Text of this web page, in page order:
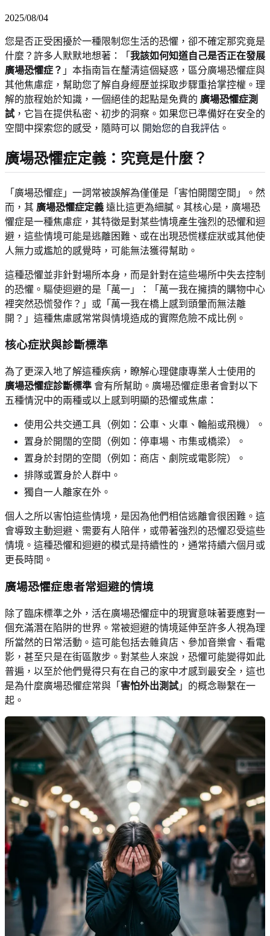
2025/08/04
您是否正受困擾於一種限制您生活的恐懼，卻不確定那究竟是
什麼？許多人默默地想著：「 我該如何知道自己是否正在發展
廣場恐懼症？ 」本指南旨在釐清這個疑惑，區分廣場恐懼症與
其他焦慮症，幫助您了解自身經歷並採取步驟重拾掌控權。理
解的旅程始於知識，一個絕佳的起點是免費的 廣場恐懼症測
試 ，它旨在提供私密、初步的洞察。如果您已準備好在安全的
空間中探索您的感受，隨時可以 開始您的自我評估 。
廣場恐懼症定義：究竟是什麼？
「廣場恐懼症」一詞常被誤解為僅僅是「害怕開闊空間」。然
而，其 廣場恐懼症定義 遠比這更為細膩。其核心是，廣場恐
懼症是一種焦慮症，其特徵是對某些情境產生強烈的恐懼和迴
避，這些情境可能是逃離困難、或在出現恐慌樣症狀或其他使
人無力或尷尬的感覺時，可能無法獲得幫助。
這種恐懼並非針對場所本身，而是針對在這些場所中失去控制
的恐懼。驅使迴避的是「萬一」：「萬一我在擁擠的購物中心
裡突然恐慌發作？」或「萬一我在橋上感到頭暈而無法離
開？」這種焦慮感常常與情境造成的實際危險不成比例。
核心症狀與診斷標準
為了更深入地了解這種疾病，瞭解心理健康專業人士使用的
廣場恐懼症診斷標準 會有所幫助。廣場恐懼症患者會對以下
五種情況中的兩種或以上感到明顯的恐懼或焦慮：
使用公共交通工具（例如：公車、火車、輪船或飛機）。
置身於開闊的空間（例如：停車場、市集或橋梁）。
置身於封閉的空間（例如：商店、劇院或電影院）。
排隊或置身於人群中。
獨自一人離家在外。
個人之所以害怕這些情境，是因為他們相信逃離會很困難。這
會導致主動迴避、需要有人陪伴，或帶著強烈的恐懼忍受這些
情境。這種恐懼和迴避的模式是持續性的，通常持續六個月或
更長時間。
廣場恐懼症患者常迴避的情境
除了臨床標準之外，活在廣場恐懼症中的現實意味著要應對一
個充滿潛在陷阱的世界。常被迴避的情境延伸至許多人視為理
所當然的日常活動。這可能包括去雜貨店、參加音樂會、看電
影，甚至只是在街區散步。對某些人來說，恐懼可能變得如此
普遍，以至於他們覺得只有在自己的家中才感到最安全，這也
是為什麼廣場恐懼症常與「 害怕外出測試 」的概念聯繫在一
起。